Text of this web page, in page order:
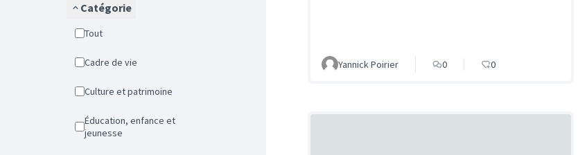
Catégorie
Tout
Cadre de vie
Culture et patrimoine
Éducation, enfance et
jeunesse
Yannick Poirier 0 0